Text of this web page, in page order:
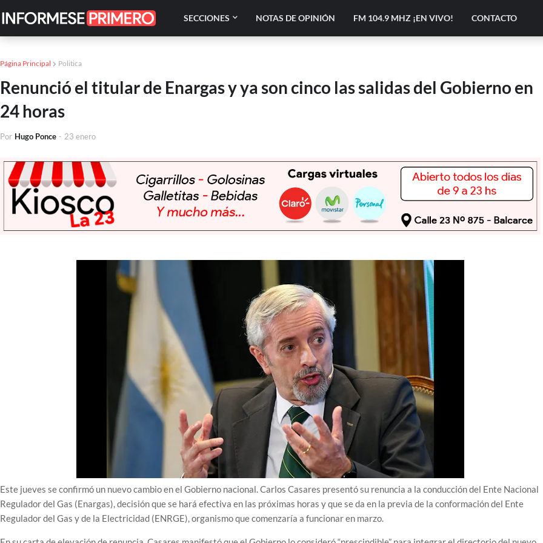
SECCIONES NOTAS DE OPINIÓN FM 104.9 MHZ ¡EN VIVO! CONTACTO
Página Principal Politica
Renunció el titular de Enargas y ya son cinco las salidas del Gobierno en
24 horas
Por Hugo Ponce - 23 enero
Este jueves se confirmó un nuevo cambio en el Gobierno nacional. Carlos Casares presentó su renuncia a la conducción del Ente Nacional
Regulador del Gas (Enargas), decisión que se hará efectiva en las próximas horas y que se da en la previa de la conformación del Ente
Regulador del Gas y de la Electricidad (ENRGE), organismo que comenzaría a funcionar en marzo.